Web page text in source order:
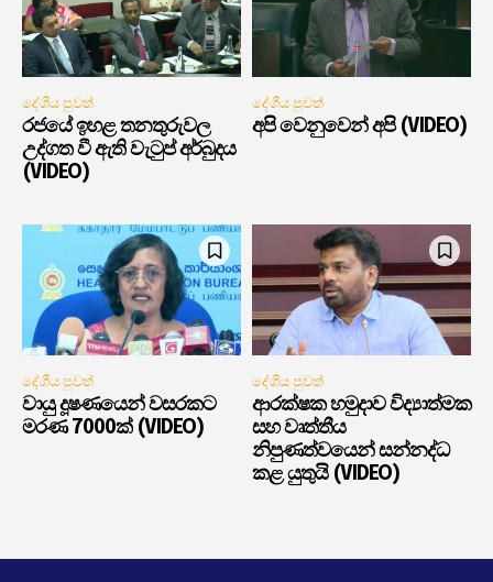
දේශීය පුවත්
රජයේ ඉහළ තනතුරුවල
උද්ගත වී ඇති වැටුප් අර්බුදය
(VIDEO)
දේශීය පුවත්
අපි වෙනුවෙන් අපි (VIDEO)
දේශීය පුවත්
වායු දූෂණයෙන් වසරකට
මරණ 7000ක් (VIDEO)
දේශීය පුවත්
ආරක්ෂක හමුදාව විද්‍යාත්මක
සහ වෘත්තීය
නිපුණත්වයෙන් සන්නද්ධ
කළ යුතුයි (VIDEO)